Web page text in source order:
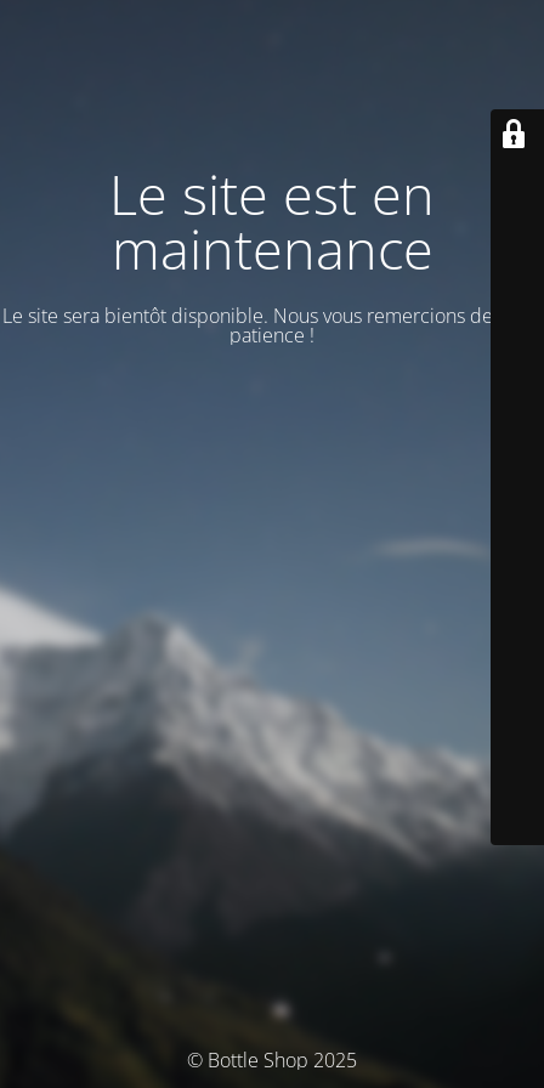
Le site est en
maintenance
Le site sera bientôt disponible. Nous vous remercions de votre
patience !
© Bottle Shop 2025